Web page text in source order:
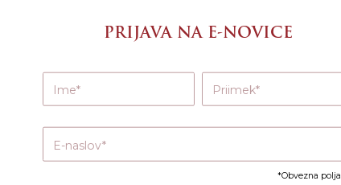
PRIJAVA NA E-NOVICE
Ime Priimek
E-naslov
Obvezna polja